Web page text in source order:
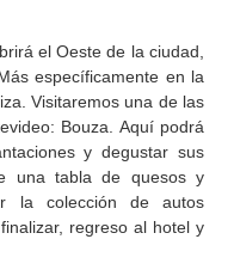
el Oeste de la ciudad,
específicamente en la
Visitaremos una de las
Bouza. Aquí podrá
y degustar sus
una tabla de quesos y
la colección de autos
regreso al hotel y